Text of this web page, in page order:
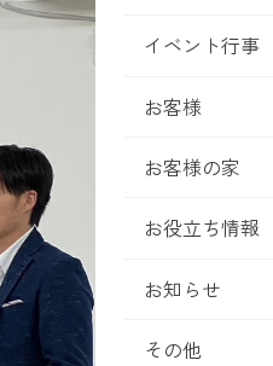
イベント行事
お客様
お客様の家
お役立ち情報
お知らせ
その他